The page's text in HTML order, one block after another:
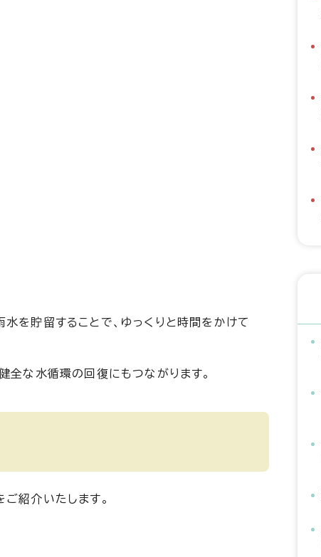
を貯留することで、ゆっくりと時間をかけて
全な水循環の回復にもつながります。
紹介いたします。